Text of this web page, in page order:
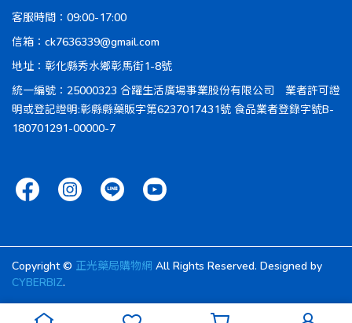
客服時間：09:00-17:00
信箱：ck7636339@gmail.com
地址：彰化縣秀水鄉彰馬街1-8號
統一編號：25000323 合躍生活廣場事業股份有限公司 業者許可證
明或登記證明:彰縣縣藥販字第6237017431號 食品業者登錄字號B-
180701291-00000-7
Copyright © 正光藥局購物網 All Rights Reserved. Designed by
CYBERBIZ.